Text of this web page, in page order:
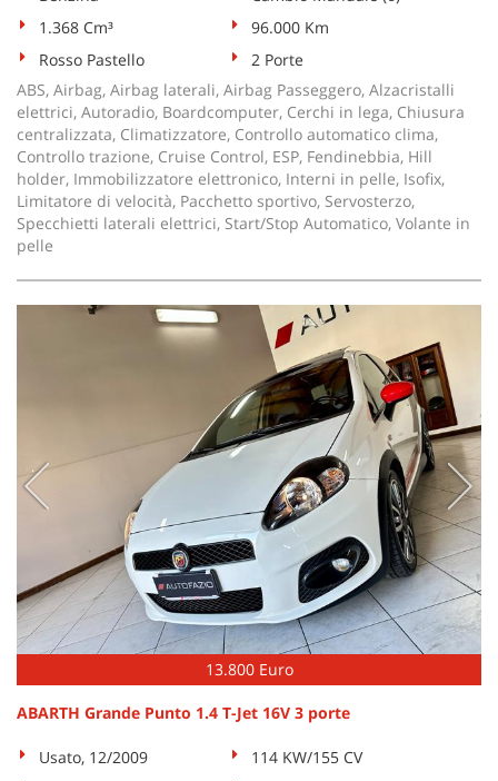
1.368 Cm³
96.000 Km
Rosso Pastello
2 Porte
ABS, Airbag, Airbag laterali, Airbag Passeggero, Alzacristalli
elettrici, Autoradio, Boardcomputer, Cerchi in lega, Chiusura
centralizzata, Climatizzatore, Controllo automatico clima,
Controllo trazione, Cruise Control, ESP, Fendinebbia, Hill
holder, Immobilizzatore elettronico, Interni in pelle, Isofix,
Limitatore di velocità, Pacchetto sportivo, Servosterzo,
Specchietti laterali elettrici, Start/Stop Automatico, Volante in
pelle
13.800 Euro
ABARTH Grande Punto 1.4 T-Jet 16V 3 porte
Usato, 12/2009
114 KW/155 CV
Cookie necessari
Cookie delle preferenze
Cookie per il miglioramento dell'esperienza utente
Cookie di marketing
policy
Salva
impostazioni